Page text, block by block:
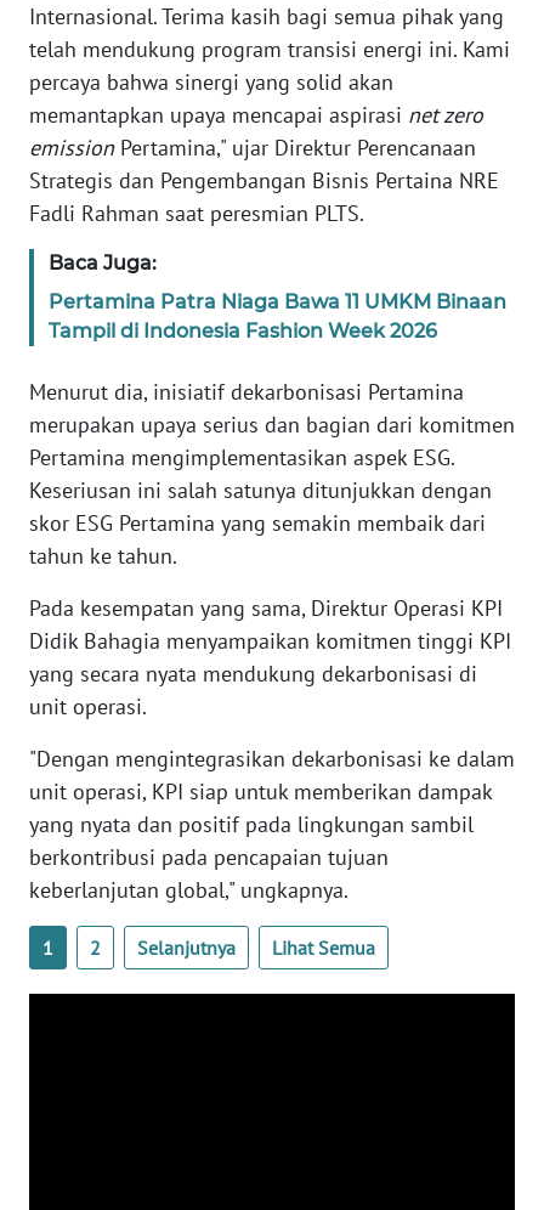
Internasional. Terima kasih bagi semua pihak yang
telah mendukung program transisi energi ini. Kami
percaya bahwa sinergi yang solid akan
memantapkan upaya mencapai aspirasi net zero
emissionPertamina," ujar Direktur Perencanaan
Strategis dan Pengembangan Bisnis Pertaina NRE
Fadli Rahman saat peresmian PLTS.
Baca Juga:
Pertamina Patra Niaga Bawa 11 UMKM Binaan
Tampil di Indonesia Fashion Week 2026
Menurut dia, inisiatif dekarbonisasi Pertamina
merupakan upaya serius dan bagian dari komitmen
Pertamina mengimplementasikan aspek ESG.
Keseriusan ini salah satunya ditunjukkan dengan
skor ESG Pertamina yang semakin membaik dari
tahun ke tahun.
Pada kesempatan yang sama, Direktur Operasi KPI
Didik Bahagia menyampaikan komitmen tinggi KPI
yang secara nyata mendukung dekarbonisasi di
unit operasi.
"Dengan mengintegrasikan dekarbonisasi ke dalam
unit operasi, KPI siap untuk memberikan dampak
yang nyata dan positif pada lingkungan sambil
berkontribusi pada pencapaian tujuan
keberlanjutan global," ungkapnya.
1 2 Selanjutnya Lihat Semua
KEPRI
WN
PAPUA
WN
PAPUA
WN
RIAU
WN
SERAMBI
WN
JAMBI
WN
NTB
SULTENG
WN
SULBAR
WN
BABEL